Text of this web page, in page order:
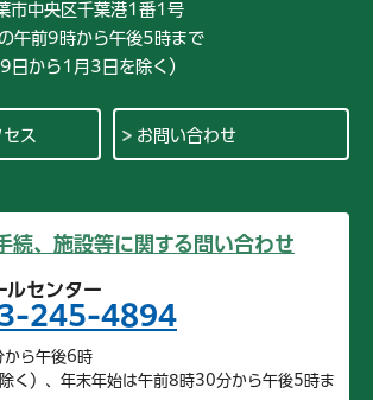
中央区千葉港1番1号
午前9時から午後5時まで
日から1月3日を除く）
ス お問い合わせ
続、施設等に関する問い合わせ
ルセンター
245-4894
ら午後6時
く）、年末年始は午前8時30分から午後5時ま